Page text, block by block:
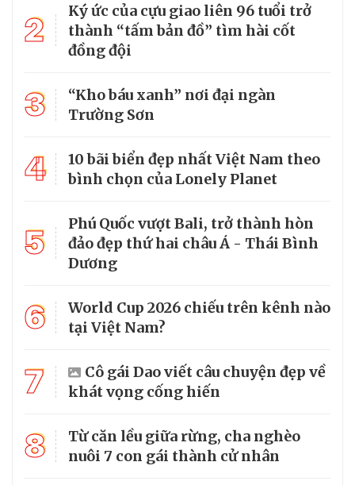
2
Ký ức của cựu giao liên 96 tuổi trở
thành “tấm bản đồ” tìm hài cốt
đồng đội
3
“Kho báu xanh” nơi đại ngàn
Trường Sơn
4
10 bãi biển đẹp nhất Việt Nam theo
bình chọn của Lonely Planet
5
Phú Quốc vượt Bali, trở thành hòn
đảo đẹp thứ hai châu Á - Thái Bình
Dương
6
World Cup 2026 chiếu trên kênh nào
tại Việt Nam?
7
Cô gái Dao viết câu chuyện đẹp về
khát vọng cống hiến
8
Từ căn lều giữa rừng, cha nghèo
nuôi 7 con gái thành cử nhân